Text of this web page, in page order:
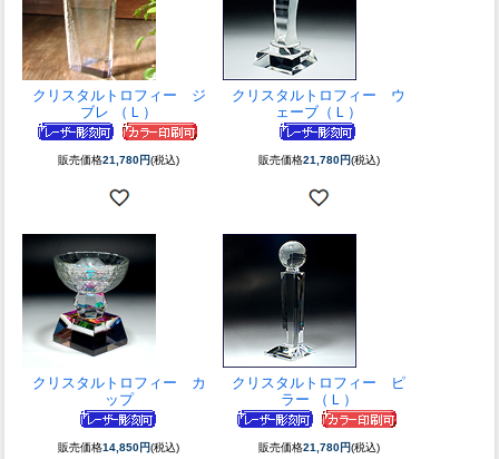
クリスタルトロフィー ジ
ブレ （Ｌ）
販売価格21,780円(税込)
クリスタルトロフィー ウ
ェーブ（Ｌ）
販売価格21,780円(税込)
クリスタルトロフィー カ
ップ
販売価格14,850円(税込)
クリスタルトロフィー ピ
ラー （Ｌ）
販売価格21,780円(税込)